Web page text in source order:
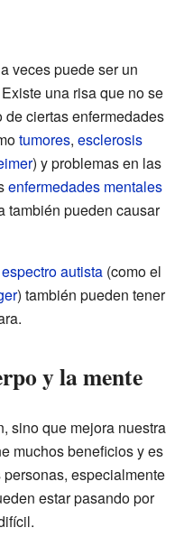
veces puede ser un
una risa que no se
ciertas enfermedades
tumores, esclerosis
) y problemas en las
enfermedades mentales
también pueden causar
autista (como el
) también pueden tener
y la mente
sino que mejora nuestra
muchos beneficios y es
especialmente
estar pasando por